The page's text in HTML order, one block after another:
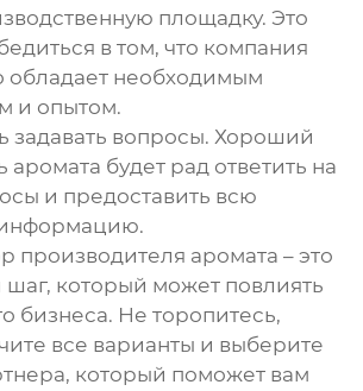
площадку. Это
в том, что компания
обладает необходимым
и опытом.
задавать вопросы. Хороший
аромата будет рад ответить на
и предоставить всю
производителя аромата – это
шаг, который может повлиять
бизнеса. Не торопитесь,
все варианты и выберите
который поможет вам